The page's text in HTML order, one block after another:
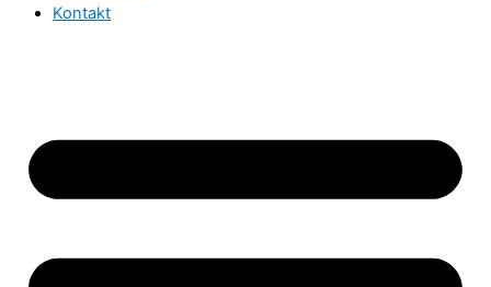
Kontakt